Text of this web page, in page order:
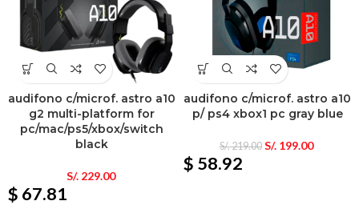
audifono c/microf. astro a10
g2 multi-platform for
pc/mac/ps5/xbox/switch
black
S/.229.00
$ 67.81
audifono c/microf. astro a10
p/ ps4 xbox1 pc gray blue
S/.219.00 S/.199.00
$ 58.92